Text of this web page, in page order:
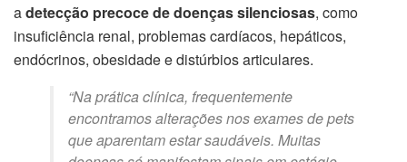
adetecção precoce de doenças silenciosas, como
insuficiência renal, problemas cardíacos, hepáticos,
endócrinos, obesidade e distúrbios articulares.
“Na prática clínica, frequentemente
encontramos alterações nos exames de pets
que aparentam estar saudáveis. Muitas